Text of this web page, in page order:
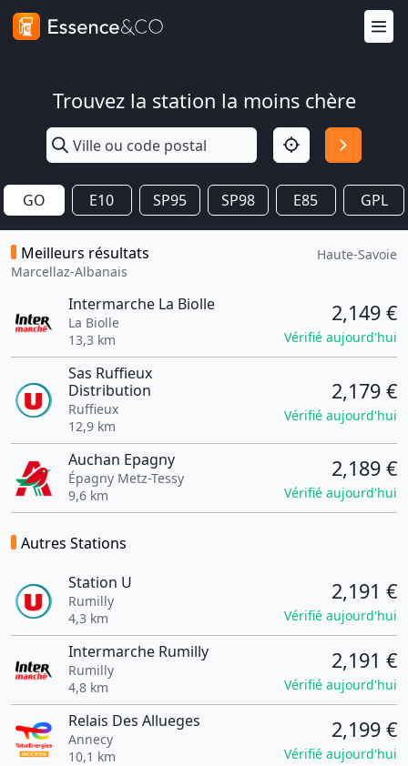
Trouvez la station la moins chère
GO E10 SP95 SP98 E85 GPL
Meilleurs résultats
Marcellaz-Albanais
Haute-Savoie
Intermarche La Biolle
La Biolle
13,3 km
2,149 €
Vérifié aujourd'hui
Sas Ruffieux
Distribution
Ruffieux
12,9 km
2,179 €
Vérifié aujourd'hui
Auchan Epagny
Épagny Metz-Tessy
9,6 km
2,189 €
Vérifié aujourd'hui
Autres Stations
Station U
Rumilly
4,3 km
2,191 €
Vérifié aujourd'hui
Intermarche Rumilly
Rumilly
4,8 km
2,191 €
Vérifié aujourd'hui
Relais Des Allueges
Annecy
10,1 km
2,199 €
Vérifié aujourd'hui